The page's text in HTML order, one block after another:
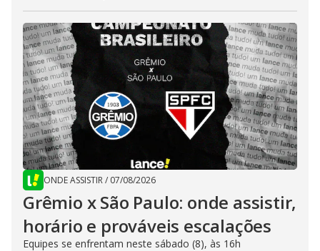
ONDE ASSISTIR/ 07/08/2026
Grêmio x São Paulo: onde assistir,
horário e prováveis escalações
Equipes se enfrentam neste sábado (8), às 16h